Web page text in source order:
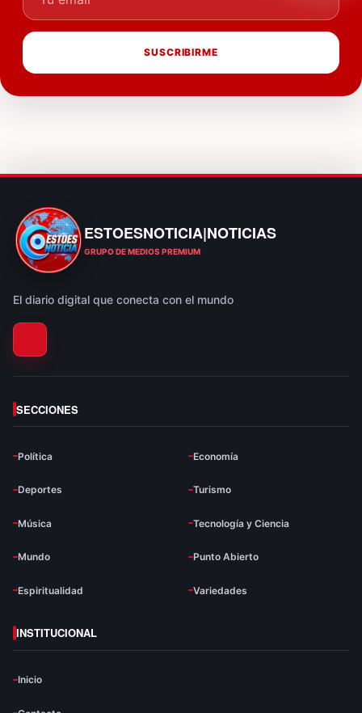
SUSCRIBIRME
ESTOESNOTICIA|NOTICIAS
ESTOESNOTICIA|NOTICIAS
GRUPO DE MEDIOS PREMIUM
El diario digital que conecta con el mundo
SECCIONES
Política Economía
Deportes Turismo
Música Tecnología y Ciencia
Mundo Punto Abierto
Espiritualidad Variedades
INSTITUCIONAL
Inicio